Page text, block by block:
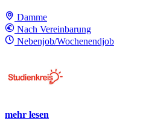
Damme
Nach Vereinbarung
Nebenjob/Wochenendjob
mehr lesen